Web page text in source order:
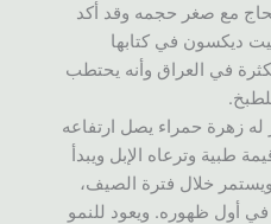
مع صغر حجمه وقد أكد
ديكسون في كتابها
بكثرة في العراق وأنه يحتطب
زهرة حمراء يصل ارتفاعه
طبية وترعاه الإبل ويبدأ
خلال فترة الصيف،
أول ظهوره. ويعود للنمو